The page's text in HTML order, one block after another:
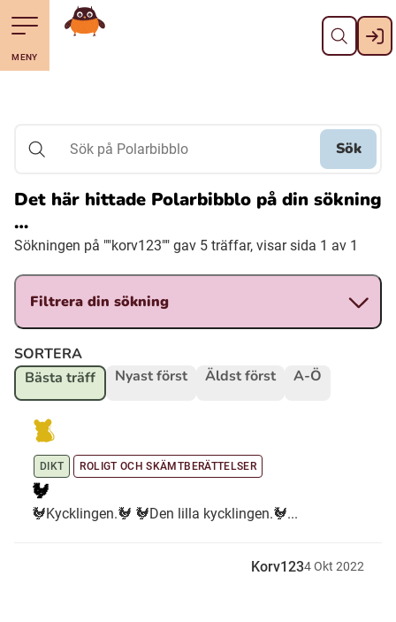
Till navigering av sidans innehåll
Hoppa till sidans huvudinnehåll Stäng
Åarjelsaemiengïele (Sydsamiska)
Davvisámegiella (Nordsamiska)
Bidumsámegiella (Pitesamiska)
MENY
Gå till startsidan
Sök på Polarbibblo
Sök
Det här hittade Polarbibblo på din sökning
…
Sökningen på ""korv123"" gav 5 träffar, visar sida 1 av 1
Filtrera din sökning
SORTERA
Bästa träff
Nyast först Äldst först A-Ö
DIKT ROLIGT OCH SKÄMTBERÄTTELSER
🐓
🐓Kycklingen.🐓 🐓Den lilla kycklingen.🐓...
Korv1234Okt 2022